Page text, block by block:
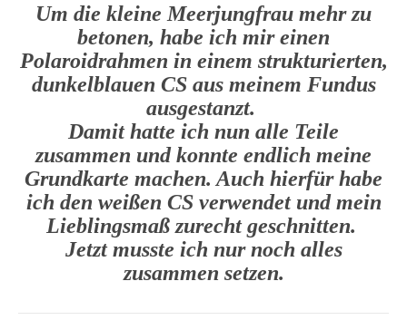
Um die kleine Meerjungfrau mehr zu
betonen, habe ich mir einen
Polaroidrahmen in einem strukturierten,
dunkelblauen CS aus meinem Fundus
ausgestanzt.
Damit hatte ich nun alle Teile
zusammen und konnte endlich meine
Grundkarte machen. Auch hierfür habe
ich den weißen CS verwendet und mein
Lieblingsmaß zurecht geschnitten.
Jetzt musste ich nur noch alles
zusammen setzen.